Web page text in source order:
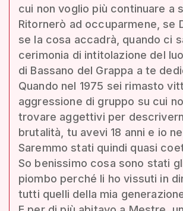
cui non voglio più continuare a
Ritornerò ad occuparmene, se
se la cosa accadrà, quando ci
cerimonia di intitolazione del
di Bassano del Grappa a te
Quando nel 1975 sei rimasto
aggressione di gruppo su cui
trovare aggettivi per
brutalità, tu avevi 18 anni e io
Saremmo stati quindi quasi
So benissimo cosa sono stati
piombo perché li ho vissuti in
tutti quelli della mia